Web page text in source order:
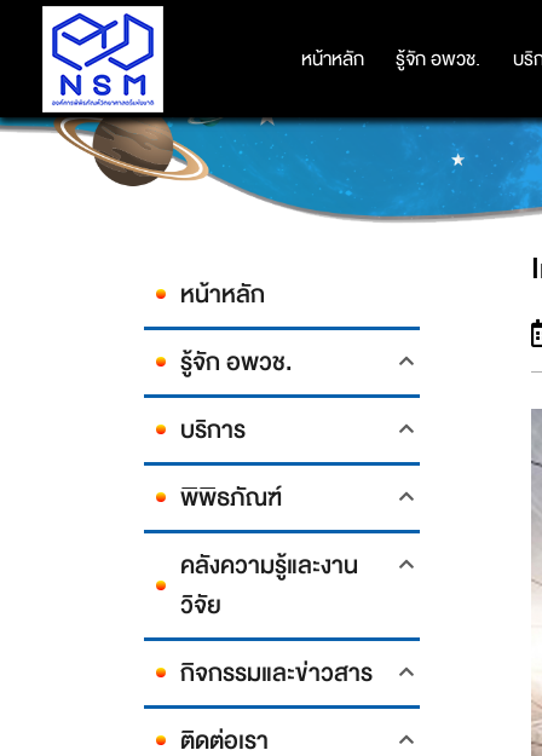
หน้าหลัก รู้จัก อพวช. บริ
หน้าหลัก รู้จัก อพวช. บริ
หน้าหลัก
รู้จัก อพวช.
บริการ
พิพิธภัณฑ์
คลังความรู้และงาน
วิจัย
กิจกรรมและข่าวสาร
ติดต่อเรา